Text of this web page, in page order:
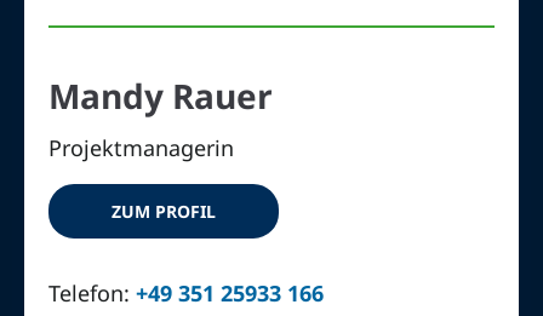
Mandy Rauer
Projektmanagerin
ZUM PROFIL
Telefon:+49 351 25933 166